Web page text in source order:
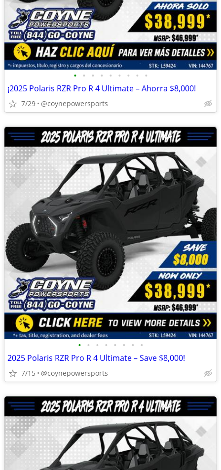
• • • • • • • • •
¡2025 Polaris RZR Pro R 4 Ultimate – Ahorra $8,000!
7/29 @coynepowersports
• • • • • • • •
2025 Polaris RZR Pro R 4 Ultimate – Save $8,000!
7/15 @coynepowersports